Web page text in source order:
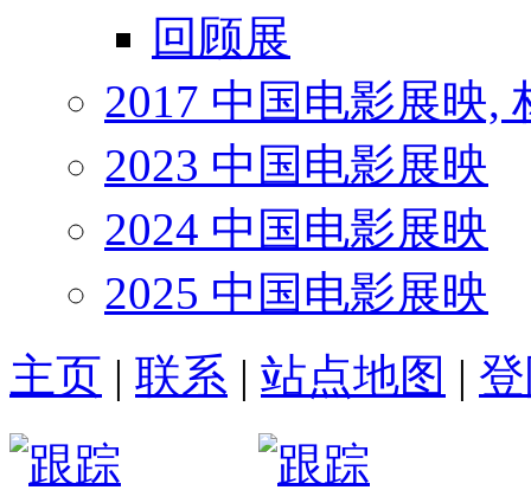
回顾展
2017 中国电影展映,
2023 中国电影展映
2024 中国电影展映
2025 中国电影展映
主页 | 联系 | 站点地图 |